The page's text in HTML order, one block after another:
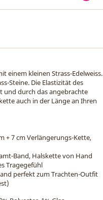
einem kleinen Strass-Edelweiss.
Steine. Die Elastizität des
und durch das angebrachte
auch in der Länge an Ihren
+ 7 cm Verlängerungs-Kette,
Band, Halskette von Hand
Tragegefühl
perfekt zum Trachten-Outfit